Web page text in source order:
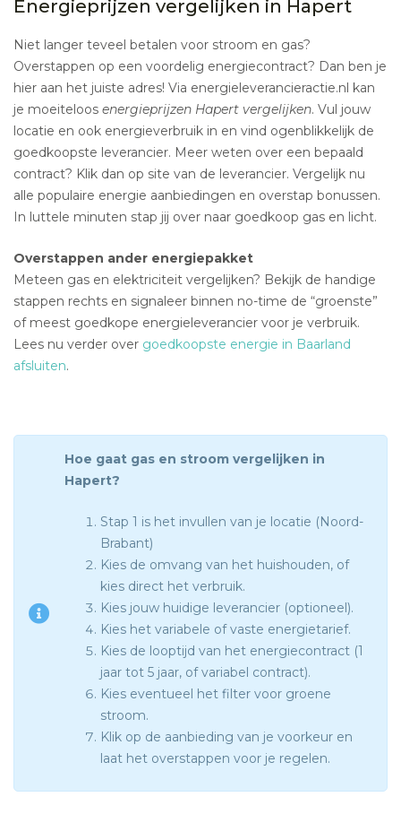
Energieprijzen vergelijken in Hapert
Niet langer teveel betalen voor stroom en gas?
Overstappen op een voordelig energiecontract? Dan ben je
hier aan het juiste adres! Via energieleverancieractie.nl kan
je moeiteloos energieprijzen Hapert vergelijken. Vul jouw
locatie en ook energieverbruik in en vind ogenblikkelijk de
goedkoopste leverancier. Meer weten over een bepaald
contract? Klik dan op site van de leverancier. Vergelijk nu
alle populaire energie aanbiedingen en overstap bonussen.
In luttele minuten stap jij over naar goedkoop gas en licht.
Overstappen ander energiepakket
Meteen gas en elektriciteit vergelijken? Bekijk de handige
stappen rechts en signaleer binnen no-time de “groenste”
of meest goedkope energieleverancier voor je verbruik.
Lees nu verder over goedkoopste energie in Baarland
afsluiten.
Hoe gaat gas en stroom vergelijken in
Hapert?
Stap 1 is het invullen van je locatie (Noord-
Brabant)
Kies de omvang van het huishouden, of
kies direct het verbruik.
Kies jouw huidige leverancier (optioneel).
Kies het variabele of vaste energietarief.
Kies de looptijd van het energiecontract (1
jaar tot 5 jaar, of variabel contract).
Kies eventueel het filter voor groene
stroom.
Klik op de aanbieding van je voorkeur en
laat het overstappen voor je regelen.